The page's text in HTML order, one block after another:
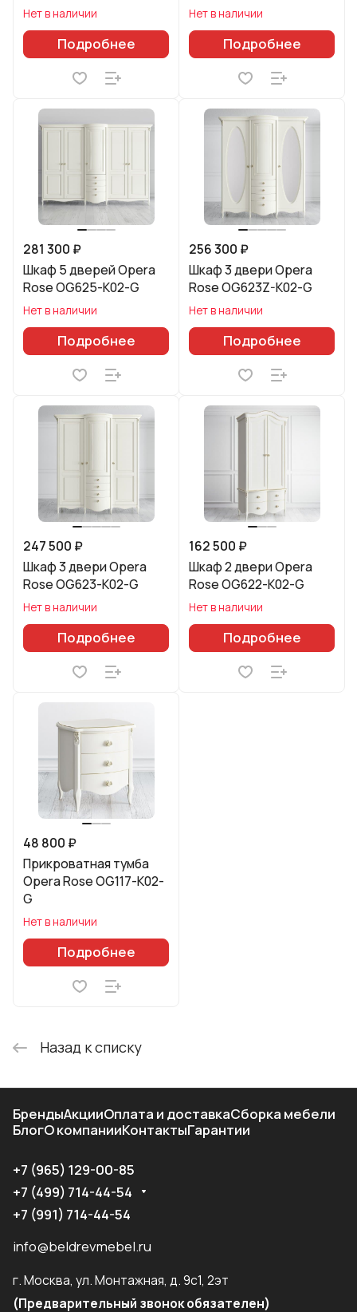
Нет в наличии
Подробнее
Нет в наличии
Подробнее
281 300 ₽
Шкаф 5 дверей Opera
Rose OG625-K02-G
Нет в наличии
Подробнее
256 300 ₽
Шкаф 3 двери Opera
Rose OG623Z-K02-G
Нет в наличии
Подробнее
247 500 ₽
Шкаф 3 двери Opera
Rose OG623-K02-G
Нет в наличии
Подробнее
162 500 ₽
Шкаф 2 двери Opera
Rose OG622-K02-G
Нет в наличии
Подробнее
48 800 ₽
Прикроватная тумба
Opera Rose OG117-K02-
G
Нет в наличии
Подробнее
Назад к списку
БрендыАкцииОплата и доставкаСборка мебели
БлогО компанииКонтактыГарантии
+7 (965) 129-00-85
+7 (499) 714-44-54
+7 (991) 714-44-54
info@beldrevmebel.ru
г. Москва, ул. Монтажная, д. 9с1, 2эт
(Предварительный звонок обязателен)